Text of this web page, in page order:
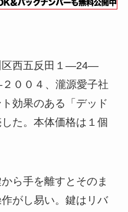
区西五反田１―24―
００４、瀧源愛子社
効果のある「デッド
た。本体価格は１個
ら手を離すとそのま
がし易い。鍵はリバ